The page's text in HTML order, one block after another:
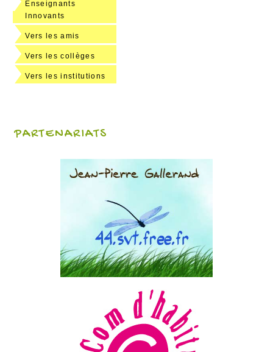
Enseignants
Innovants
Vers les amis
Vers les collèges
Vers les institutions
PARTENARIATS